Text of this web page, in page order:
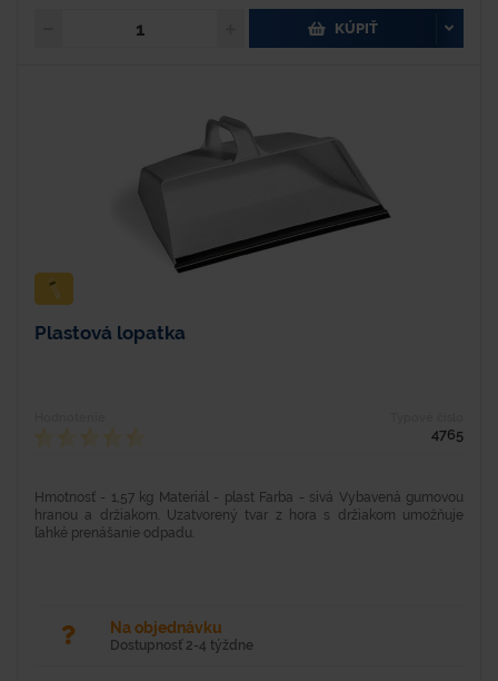
KÚPIŤ
Plastová lopatka
4765
Hmotnosť - 1,57 kg Materiál - plast Farba - sivá Vybavená gumovou
hranou a držiakom. Uzatvorený tvar z hora s držiakom umožňuje
ľahké prenášanie odpadu.
Na objednávku
Dostupnosť 2-4 týždne